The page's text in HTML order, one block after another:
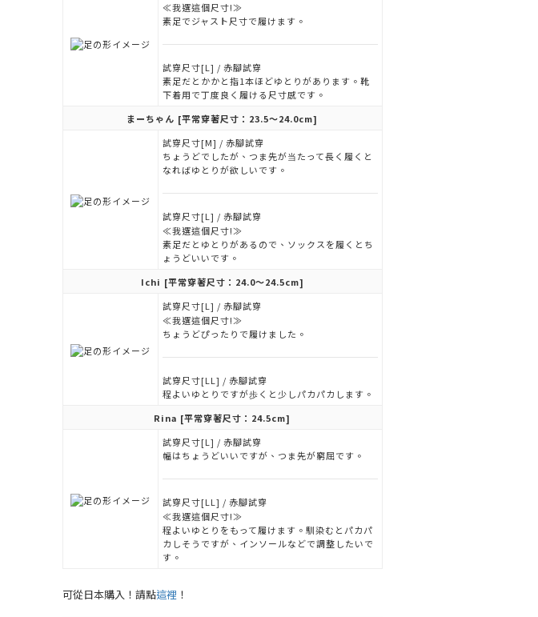
≪我選這個尺寸!≫
素足でジャスト尺寸で履けます。
試穿尺寸[L] / 赤腳試穿
素足だとかかと指1本ほどゆとりがあります。靴
下着用で丁度良く履ける尺寸感です。
まーちゃん [平常穿著尺寸：23.5～24.0cm]
試穿尺寸[M] / 赤腳試穿
ちょうどでしたが、つま先が当たって長く履くと
なればゆとりが欲しいです。
試穿尺寸[L] / 赤腳試穿
≪我選這個尺寸!≫
素足だとゆとりがあるので、ソックスを履くとち
ょうどいいです。
Ichi [平常穿著尺寸：24.0～24.5cm]
試穿尺寸[L] / 赤腳試穿
≪我選這個尺寸!≫
ちょうどぴったりで履けました。
試穿尺寸[LL] / 赤腳試穿
程よいゆとりですが歩くと少しパカパカします。
Rina [平常穿著尺寸：24.5cm]
試穿尺寸[L] / 赤腳試穿
幅はちょうどいいですが、つま先が窮屈です。
試穿尺寸[LL] / 赤腳試穿
≪我選這個尺寸!≫
程よいゆとりをもって履けます。馴染むとパカパ
カしそうですが、インソールなどで調整したいで
す。
可從日本購入！請點這裡 ！